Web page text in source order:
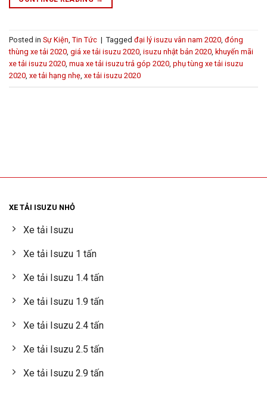
Posted in Sự Kiện, Tin Tức | Tagged đại lý isuzu vân nam 2020, đóng
thùng xe tải 2020, giá xe tải isuzu 2020, isuzu nhật bản 2020, khuyến mãi
xe tải isuzu 2020, mua xe tải isuzu trả góp 2020, phụ tùng xe tải isuzu
2020, xe tải hạng nhẹ, xe tải isuzu 2020
XE TẢI ISUZU NHỎ
Xe tải Isuzu
Xe tải Isuzu 1 tấn
Xe tải Isuzu 1.4 tấn
Xe tải Isuzu 1.9 tấn
Xe tải Isuzu 2.4 tấn
Xe tải Isuzu 2.5 tấn
Xe tải Isuzu 2.9 tấn